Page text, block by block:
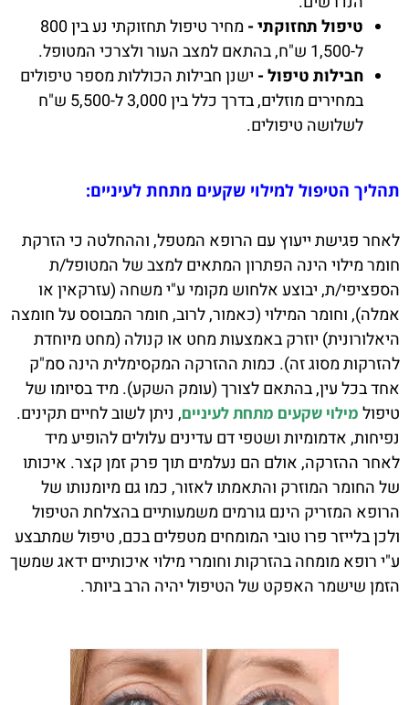
טיפול תחזוקתי -
מחיר טיפול תחזוקתי נע בין 800
ל-1,500 ש"ח, בהתאם למצב העור ולצרכי המטופל.
חבילות טיפול - ישנן חבילות הכוללות מספר טיפולים
במחירים מוזלים, בדרך כלל בין 3,000 ל-5,500 ש"ח
לשלושה טיפולים.
תהליך הטיפול למילוי שקעים מתחת לעיניים:
לאחר פגישת ייעוץ עם הרופא המטפל, וההחלטה כי הזרקת
חומר מילוי הינה הפתרון המתאים למצב של המטופל/ת
הספציפי/ת, יבוצע אלחוש מקומי ע"י משחה (עזרקאין או
אמלה), וחומר המילוי (כאמור, לרוב, חומר המבוסס על חומצה
היאלורונית) יוזרק באמצעות מחט או קנולה (מחט מיוחדת
להזרקות מסוג זה). כמות ההזרקה המקסימלית הינה סמ"ק
אחד בכל עין, בהתאם לצורך (עומק השקע). מיד בסיומו של
טיפול מילוי שקעים מתחת לעיניים, ניתן לשוב לחיים תקינים.
נפיחות, אדמומיות ושטפי דם עדינים עלולים להופיע מיד
לאחר ההזרקה, אולם הם נעלמים תוך פרק זמן קצר. איכותו
של החומר המוזרק והתאמתו לאזור, כמו גם מיומנותו של
הרופא המזריק הינם גורמים משמעותיים בהצלחת הטיפול
ולכן בלייזר פרו טובי המומחים מטפלים בכם, טיפול שמתבצע
ע"י רופא מומחה בהזרקות וחומרי מילוי איכותיים ידאג שמשך
הזמן שישמר האפקט של הטיפול יהיה הרב ביותר.